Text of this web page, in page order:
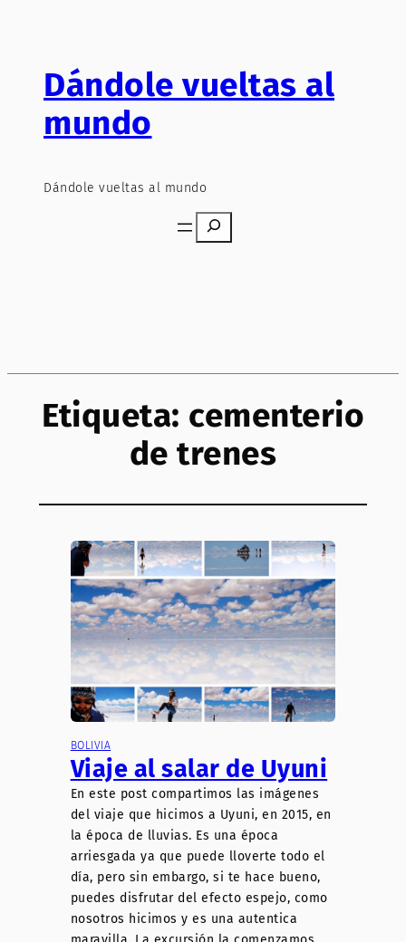
contenido
Dándole vueltas al
mundo
Dándole vueltas al mundo
Search
Etiqueta: cementerio
de trenes
BOLIVIA
Viaje al salar de Uyuni
En este post compartimos las imágenes
del viaje que hicimos a Uyuni, en 2015, en
la época de lluvias. Es una época
arriesgada ya que puede lloverte todo el
día, pero sin embargo, si te hace bueno,
puedes disfrutar del efecto espejo, como
nosotros hicimos y es una autentica